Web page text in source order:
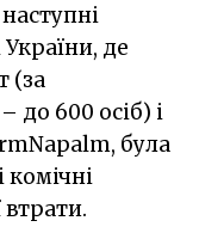
України, де
(за
600 осіб) і
була
втрати.